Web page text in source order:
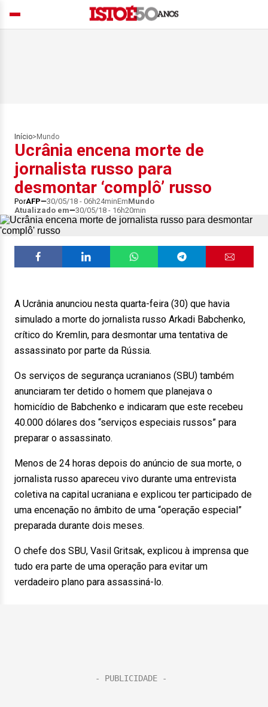
Início> Mundo
Ucrânia encena morte de
jornalista russo para
desmontar ‘complô’ russo
PorAFP 30/05/18 - 06h24minEmMundo
Atualizado em
30/05/18 - 16h20min
A Ucrânia anunciou nesta quarta-feira (30) que havia
simulado a morte do jornalista russo Arkadi Babchenko,
crítico do Kremlin, para desmontar uma tentativa de
assassinato por parte da Rússia.
Os serviços de segurança ucranianos (SBU) também
anunciaram ter detido o homem que planejava o
homicídio de Babchenko e indicaram que este recebeu
40.000 dólares dos “serviços especiais russos” para
preparar o assassinato.
Menos de 24 horas depois do anúncio de sua morte, o
jornalista russo apareceu vivo durante uma entrevista
coletiva na capital ucraniana e explicou ter participado de
uma encenação no âmbito de uma “operação especial”
preparada durante dois meses.
O chefe dos SBU, Vasil Gritsak, explicou à imprensa que
tudo era parte de uma operação para evitar um
verdadeiro plano para assassiná-lo.